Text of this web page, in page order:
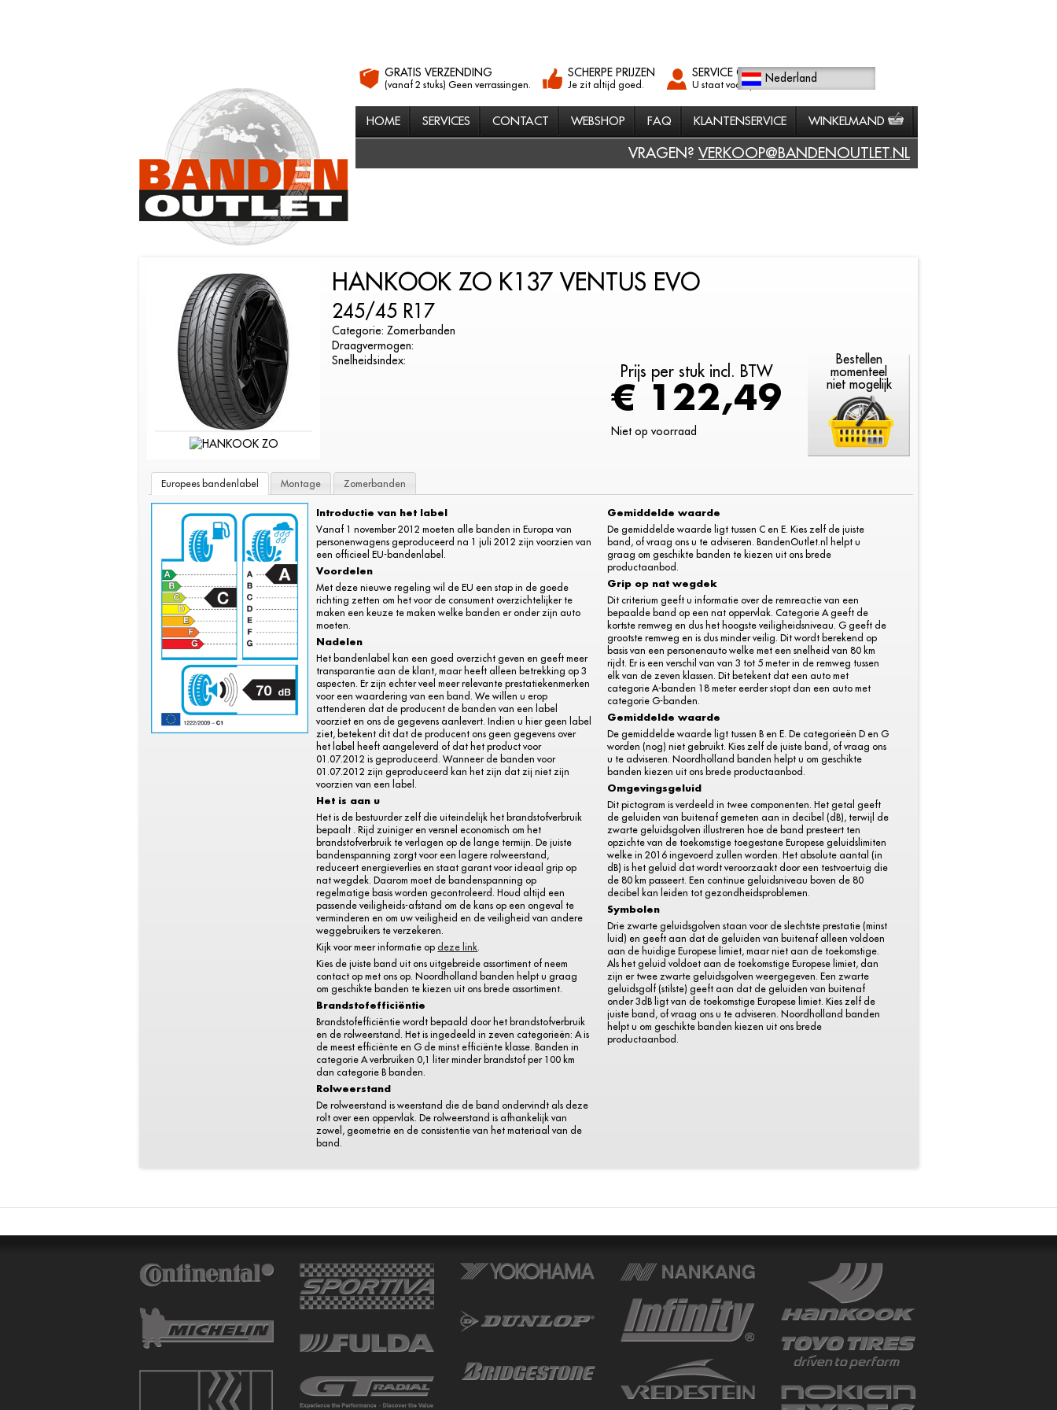
GRATIS VERZENDING
(vanaf 2 stuks) Geen verrassingen.
SCHERPE PRIJZEN
Je zit altijd goed.
SERVICE GERICHT
U staat voorop. Nederland
HOME SERVICES CONTACT WEBSHOP FAQ KLANTENSERVICE WINKELMAND
VRAGEN? VERKOOP@BANDENOUTLET.NL
HANKOOK ZO K137 VENTUS EVO
245/45 R17
Categorie: Zomerbanden
Draagvermogen:
Snelheidsindex:
Bestellen
momenteel
niet mogelijk
Prijs per stuk incl. BTW
€ 122,49
Niet op voorraad
Europees bandenlabel Montage Zomerbanden
Introductie van het label
Vanaf 1 november 2012 moeten alle banden in Europa van
personenwagens geproduceerd na 1 juli 2012 zijn voorzien van
een officieel EU-bandenlabel.
Voordelen
Met deze nieuwe regeling wil de EU een stap in de goede
richting zetten om het voor de consument overzichtelijker te
maken een keuze te maken welke banden er onder zijn auto
moeten.
Nadelen
Het bandenlabel kan een goed overzicht geven en geeft meer
transparantie aan de klant, maar heeft alleen betrekking op 3
aspecten. Er zijn echter veel meer relevante prestatiekenmerken
voor een waardering van een band. We willen u erop
attenderen dat de producent de banden van een label
voorziet en ons de gegevens aanlevert. Indien u hier geen label
ziet, betekent dit dat de producent ons geen gegevens over
het label heeft aangeleverd of dat het product voor
01.07.2012 is geproduceerd. Wanneer de banden voor
01.07.2012 zijn geproduceerd kan het zijn dat zij niet zijn
voorzien van een label.
Het is aan u
Het is de bestuurder zelf die uiteindelijk het brandstofverbruik
bepaalt . Rijd zuiniger en versnel economisch om het
brandstofverbruik te verlagen op de lange termijn. De juiste
bandenspanning zorgt voor een lagere rolweerstand,
reduceert energieverlies en staat garant voor ideaal grip op
nat wegdek. Daarom moet de bandenspanning op
regelmatige basis worden gecontroleerd. Houd altijd een
passende veiligheids-afstand om de kans op een ongeval te
verminderen en om uw veiligheid en de veiligheid van andere
weggebruikers te verzekeren.
Kijk voor meer informatie op deze link
Kies de juiste band uit ons uitgebreide assortiment of neem
contact op met ons op. Noordholland banden helpt u graag
om geschikte banden te kiezen uit ons brede assortiment.
Brandstofefficiëntie
Brandstofefficiëntie wordt bepaald door het brandstofverbruik
en de rolweerstand. Het is ingedeeld in zeven categorieën: A is
de meest efficiënte en G de minst efficiënte klasse. Banden in
categorie A verbruiken 0,1 liter minder brandstof per 100 km
dan categorie B banden.
Rolweerstand
De rolweerstand is weerstand die de band ondervindt als deze
rolt over een oppervlak. De rolweerstand is afhankelijk van
zowel, geometrie en de consistentie van het materiaal van de
band.
Gemiddelde waarde
De gemiddelde waarde ligt tussen C en E. Kies zelf de juiste
band, of vraag ons u te adviseren. BandenOutlet.nl helpt u
graag om geschikte banden te kiezen uit ons brede
productaanbod.
Grip op nat wegdek
Dit criterium geeft u informatie over de remreactie van een
bepaalde band op een nat oppervlak. Categorie A geeft de
kortste remweg en dus het hoogste veiligheidsniveau. G geeft de
grootste remweg en is dus minder veilig. Dit wordt berekend op
basis van een personenauto welke met een snelheid van 80 km
rijdt. Er is een verschil van van 3 tot 5 meter in de remweg tussen
elk van de zeven klassen. Dit betekent dat een auto met
categorie A-banden 18 meter eerder stopt dan een auto met
categorie G-banden.
Gemiddelde waarde
De gemiddelde waarde ligt tussen B en E. De categorieën D en G
worden (nog) niet gebruikt. Kies zelf de juiste band, of vraag ons
u te adviseren. Noordholland banden helpt u om geschikte
banden kiezen uit ons brede productaanbod.
Omgevingsgeluid
Dit pictogram is verdeeld in twee componenten. Het getal geeft
de geluiden van buitenaf gemeten aan in decibel (dB), terwijl de
zwarte geluidsgolven illustreren hoe de band presteert ten
opzichte van de toekomstige toegestane Europese geluidslimiten
welke in 2016 ingevoerd zullen worden. Het absolute aantal (in
dB) is het geluid dat wordt veroorzaakt door een testvoertuig die
de 80 km passeert. Een continue geluidsniveau boven de 80
decibel kan leiden tot gezondheidsproblemen.
Symbolen
Drie zwarte geluidsgolven staan voor de slechtste prestatie (minst
luid) en geeft aan dat de geluiden van buitenaf alleen voldoen
aan de huidige Europese limiet, maar niet aan de toekomstige.
Als het geluid voldoet aan de toekomstige Europese limiet, dan
zijn er twee zwarte geluidsgolven weergegeven. Een zwarte
geluidsgolf (stilste) geeft aan dat de geluiden van buitenaf
onder 3dB ligt van de toekomstige Europese limiet. Kies zelf de
juiste band, of vraag ons u te adviseren. Noordholland banden
helpt u om geschikte banden kiezen uit ons brede
productaanbod.